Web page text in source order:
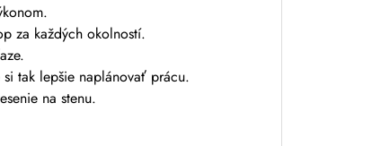
za každých okolností.
tak lepšie naplánovať prácu.
na stenu.